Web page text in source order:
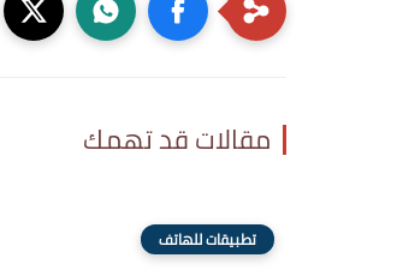
مقالات قد تهمك
تطبيقات للهاتف